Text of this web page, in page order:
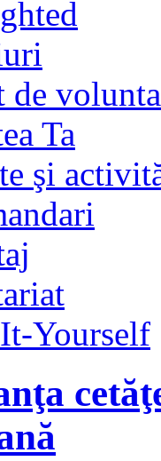
de
Ta
şi
Yourself